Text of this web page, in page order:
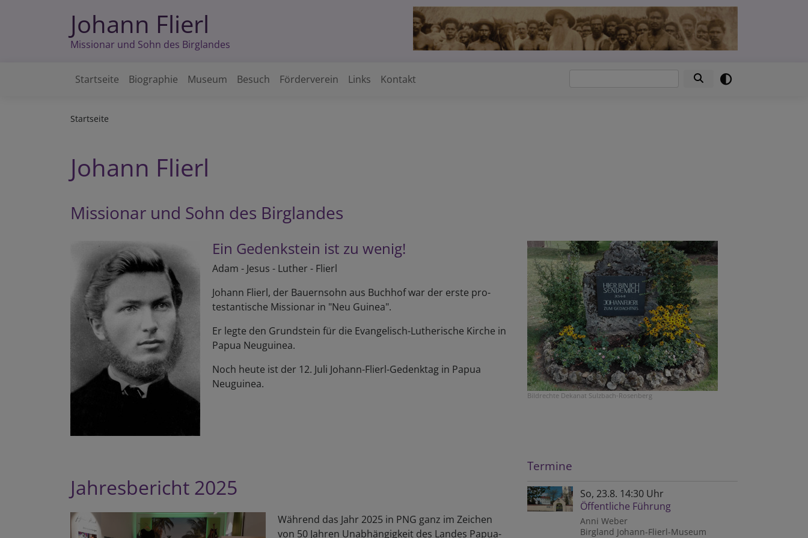
Johann Flierl
Missionar und Sohn des Birglandes
Hauptnavigation
Startseite Biographie Museum Besuch Förderverein Links Kontakt
Startseite
Johann Flierl
Missionar und Sohn des Birglandes
Ein Gedenk­stein ist zu wenig!
Adam - Jesus - Luther - Flierl
Johann Flierl, der Bauern­sohn aus Buch­hof war der erste pro­
testan­tische Missionar in "Neu Guinea".
Er legte den Grund­stein für die Evan­gelisch-Luther­ische Kirche in
Papua Neuguinea.
Noch heute ist der 12. Juli Johann-­Flierl-­Gedenktag in Papua
Neuguinea.
Bildrechte Dekanat Sulzbach-Rosenberg
Jahresbericht 2025
Wäh­rend das Jahr 2025 in PNG ganz im Zei­chen
von 50 Jah­ren Un­ab­hän­gig­keit des Lan­des Papua-
Termine
So, 23.8. 14:30 Uhr
Öffentliche Führung
Anni Weber
Birgland Johann-Flierl-Museum